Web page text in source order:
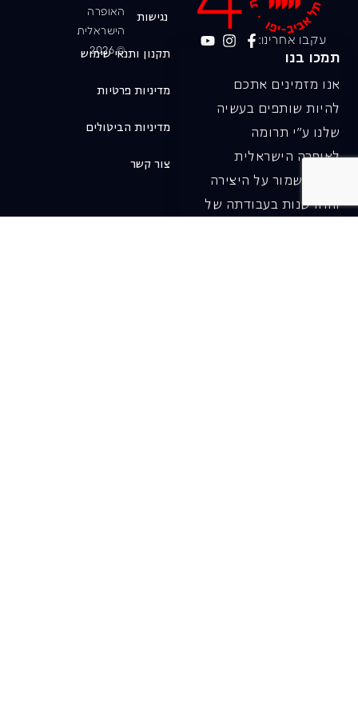
עקבו אחרינו:
תמכו בנו
אנו מזמינים אתכם
להיות שותפים בעשיה
שלנו ע"י תרומה
לאופרה הישראלית
ובכך לשמור על היצירה
והחדשנות בעבודתה של
האופרה
הישראלית
© 2026
נגישות
תקנון ותנאי שימוש
מדיניות פרטיות
מדיניות הביטולים
צור קשר